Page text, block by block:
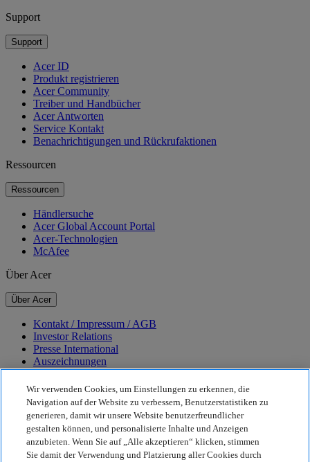
Support
Support
Acer ID
Produkt registrieren
Acer Community
Treiber und Handbücher
Acer Antworten
Service Kontakt
Benachrichtigungen und Rückrufaktionen
Ressourcen
Ressourcen
Händlersuche
Acer Global Account Portal
Acer-Technologien
McAfee
Über Acer
Über Acer
Kontakt / Impressum / AGB
Investor Relations
Presse International
Auszeichnungen
Veranstaltungen
Karriere
Nachhaltigkeit
Nachhaltigkeit
Corporate Social Responsibility
Wir verwenden Cookies, um Einstellungen zu erkennen, die
Navigation auf der Website zu verbessern, Benutzerstatistiken zu
generieren, damit wir unsere Website benutzerfreundlicher
gestalten können, und personalisierte Inhalte und Anzeigen
anzubieten. Wenn Sie auf „Alle akzeptieren“ klicken, stimmen
Sie damit der Verwendung und Platzierung aller Cookies durch